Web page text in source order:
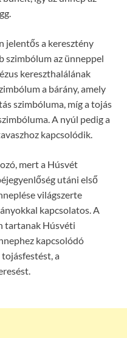
jelentős a keresztény
szimbólum az ünneppel
kereszthalálának
a bárány, amely
szimbóluma, míg a tojás
A nyúl pedig a
kapcsolódik.
mert a Húsvét
utáni első
világszerte
kapcsolatos. A
tartanak Húsvéti
kapcsolódó
a